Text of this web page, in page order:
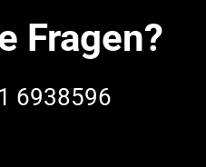
Fragen?
6938596